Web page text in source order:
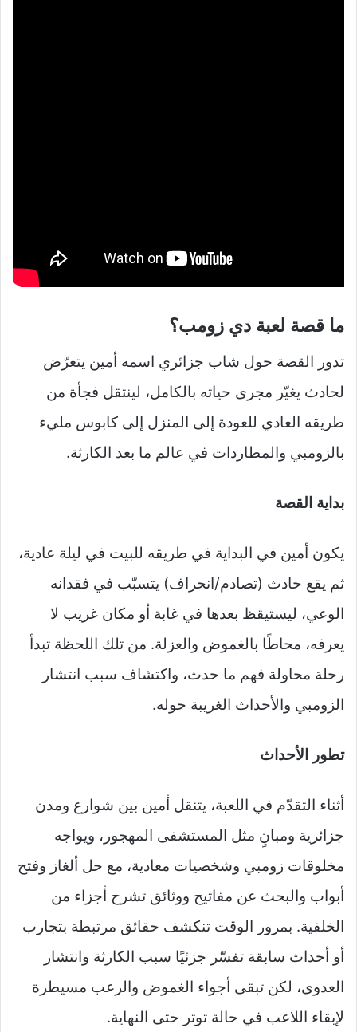
ما قصة لعبة دي زومب؟
تدور القصة حول شاب جزائري اسمه أمين يتعرّض
لحادث يغيّر مجرى حياته بالكامل، لينتقل فجأة من
طريقه العادي للعودة إلى المنزل إلى كابوس مليء
بالزومبي والمطاردات في عالم ما بعد الكارثة.
بداية القصة
يكون أمين في البداية في طريقه للبيت في ليلة عادية،
ثم يقع حادث (تصادم/انحراف) يتسبّب في فقدانه
الوعي، ليستيقظ بعدها في غابة أو مكان غريب لا
يعرفه، محاطًا بالغموض والعزلة. من تلك اللحظة تبدأ
رحلة محاولة فهم ما حدث، واكتشاف سبب انتشار
الزومبي والأحداث الغريبة حوله.
تطور الأحداث
أثناء التقدّم في اللعبة، يتنقل أمين بين شوارع ومدن
جزائرية ومبانٍ مثل المستشفى المهجور، ويواجه
مخلوقات زومبي وشخصيات معادية، مع حل ألغاز وفتح
أبواب والبحث عن مفاتيح ووثائق تشرح أجزاء من
الخلفية. بمرور الوقت تنكشف حقائق مرتبطة بتجارب
أو أحداث سابقة تفسّر جزئيًا سبب الكارثة وانتشار
العدوى، لكن تبقى أجواء الغموض والرعب مسيطرة
لإبقاء اللاعب في حالة توتر حتى النهاية.